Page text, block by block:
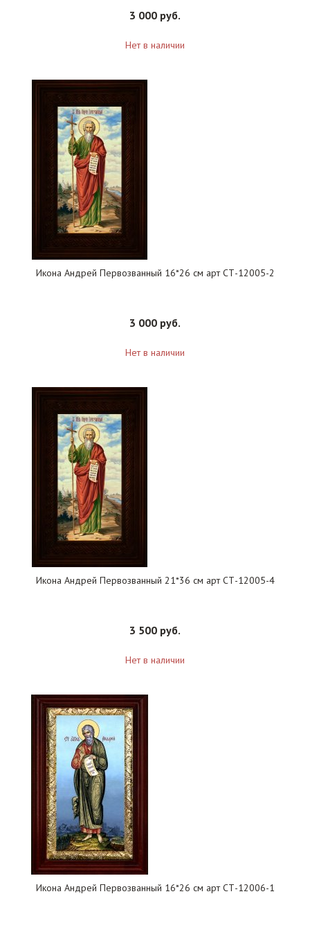
3 000 руб.
Нет в наличии
Икона Андрей Первозванный 16*26 см арт СТ-12005-2
3 000 руб.
Нет в наличии
Икона Андрей Первозванный 21*36 см арт СТ-12005-4
3 500 руб.
Нет в наличии
Икона Андрей Первозванный 16*26 см арт СТ-12006-1